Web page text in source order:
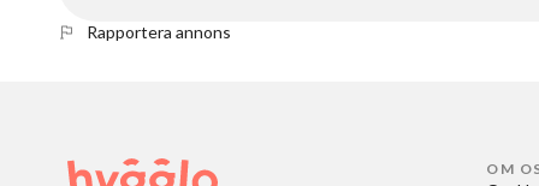
Rapportera annons
OM